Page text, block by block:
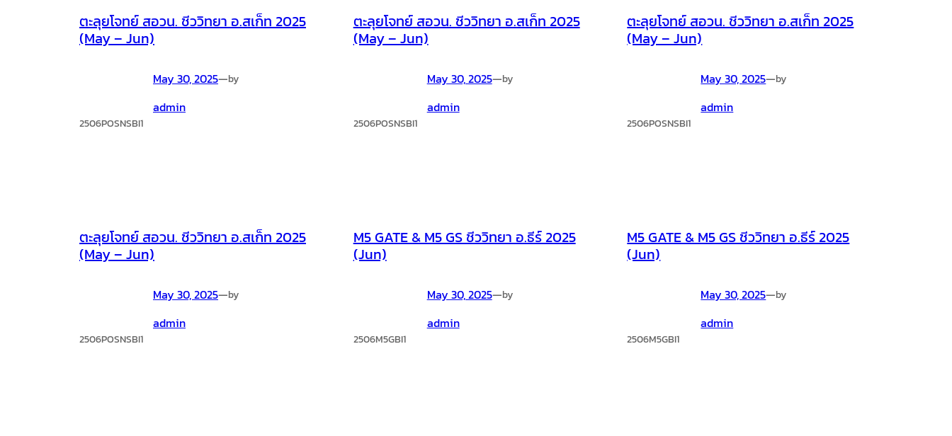
ตะลุยโจทย์ สอวน. ชีววิทยา อ.สเก็ท 2025
(May – Jun)
May 30, 2025—by
admin
2506POSNSBI1
ตะลุยโจทย์ สอวน. ชีววิทยา อ.สเก็ท 2025
(May – Jun)
May 30, 2025—by
admin
2506POSNSBI1
ตะลุยโจทย์ สอวน. ชีววิทยา อ.สเก็ท 2025
(May – Jun)
May 30, 2025—by
admin
2506POSNSBI1
ตะลุยโจทย์ สอวน. ชีววิทยา อ.สเก็ท 2025
(May – Jun)
May 30, 2025—by
admin
2506POSNSBI1
M5 GATE & M5 GS ชีววิทยา อ.ธีร์ 2025
(Jun)
May 30, 2025—by
admin
2506M5GBI1
M5 GATE & M5 GS ชีววิทยา อ.ธีร์ 2025
(Jun)
May 30, 2025—by
admin
2506M5GBI1